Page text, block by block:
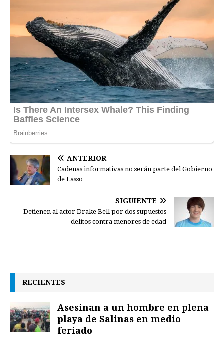
ANTERIOR
Cadenas informativas no serán parte del Gobierno
de Lasso
SIGUIENTE
Detienen al actor Drake Bell por dos supuestos
delitos contra menores de edad
RECIENTES
Asesinan a un hombre en plena
playa de Salinas en medio
feriado